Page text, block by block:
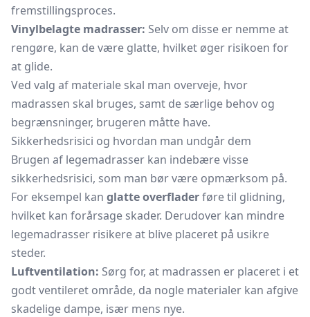
fremstillingsproces.
Vinylbelagte madrasser: Selv om disse er nemme at
rengøre, kan de være glatte, hvilket øger risikoen for
at glide.
Ved valg af materiale skal man overveje, hvor
madrassen skal bruges, samt de særlige behov og
begrænsninger, brugeren måtte have.
Sikkerhedsrisici og hvordan man undgår dem
Brugen af legemadrasser kan indebære visse
sikkerhedsrisici, som man bør være opmærksom på.
For eksempel kan glatte overfladerføre til glidning,
hvilket kan forårsage skader. Derudover kan mindre
legemadrasser risikere at blive placeret på usikre
steder.
Luftventilation: Sørg for, at madrassen er placeret i et
godt ventileret område, da nogle materialer kan afgive
skadelige dampe, især mens nye.